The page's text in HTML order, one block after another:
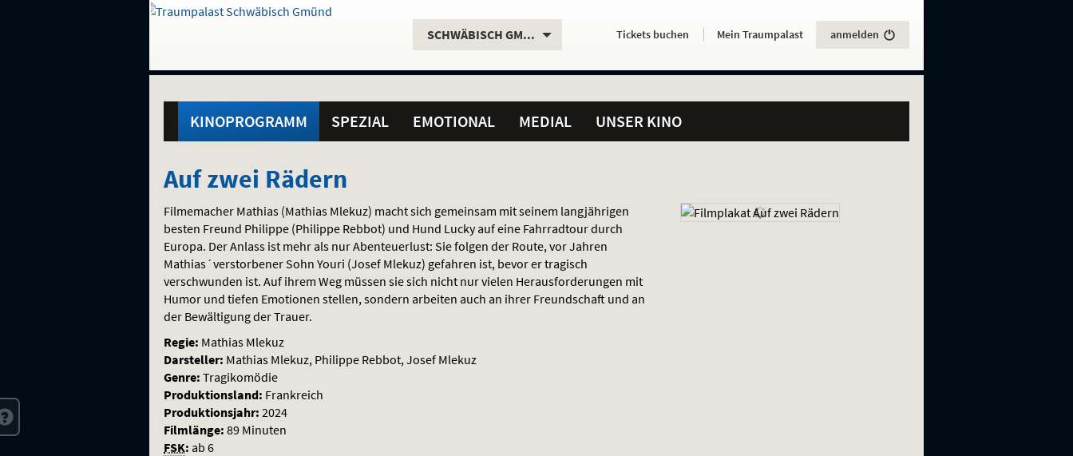
direkt
Inhalt
Menü
und
Gehe
Standortauswahl
Aktueller
SCHWÄBISCH GMÜND. Servicefunktionen
Aktuelles
HierTickets buchen . Mein Traumpalast anmelden
KINOPROGRAMM SPEZIAL EMOTIONAL MEDIAL UNSER KINO
Auf
zwei
Rädern
Auf zwei Rädern
Filmemacher Mathias (Mathias Mlekuz) macht sich gemeinsam mit seinem langjährigen
besten Freund Philippe (Philippe Rebbot) und Hund Lucky auf eine Fahrradtour durch
Europa. Der Anlass ist mehr als nur Abenteuerlust: Sie folgen der Route, vor Jahren
Mathias´verstorbener Sohn Youri (Josef Mlekuz) gefahren ist, bevor er tragisch
verschwunden ist. Auf ihrem Weg müssen sie sich nicht nur vielen Herausforderungen mit
Humor und tiefen Emotionen stellen, sondern arbeiten auch an ihrer Freundschaft und an
der Bewältigung der Trauer.
Regie: Mathias Mlekuz
Darsteller: Mathias Mlekuz, Philippe Rebbot, Josef Mlekuz
Genre: Tragikomödie
Produktionsland: Frankreich
Produktionsjahr: 2024
Filmlänge: 89 Minuten
FSK: ab 6